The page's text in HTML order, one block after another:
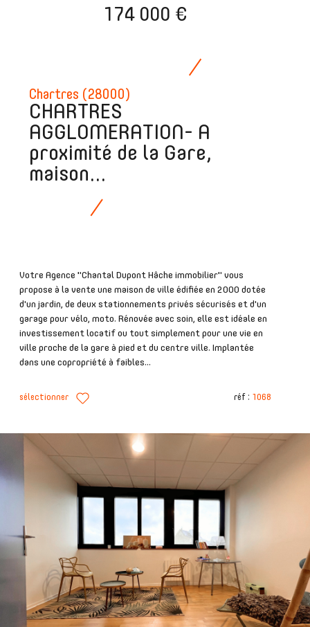
Chartres (28000)
CHARTRES
AGGLOMERATION- A
proximité de la Gare,
maison...
Votre Agence "Chantal Dupont Hâche immobilier" vous
propose à la vente une maison de ville édifiée en 2000 dotée
d'un jardin, de deux stationnements privés sécurisés et d'un
garage pour vélo, moto. Rénovée avec soin, elle est idéale en
investissement locatif ou tout simplement pour une vie en
ville proche de la gare à pied et du centre ville. Implantée
dans une copropriété à faibles...
174 000 €
sélectionner réf : 1068